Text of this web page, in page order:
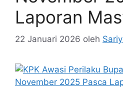
Laporan
22 Januari 2026 oleh